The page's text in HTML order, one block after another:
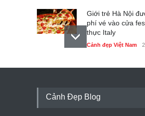
Giới trẻ Hà Nội
phí vé vào cửa
thực Italy
Cảnh đẹp Việt Nam
Tam giác mạch
Cảnh Đẹp Blog